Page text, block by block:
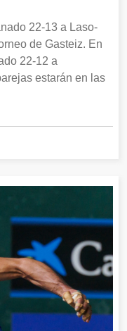
22-13 a Laso-
de Gasteiz. En
22-12 a
estarán en las